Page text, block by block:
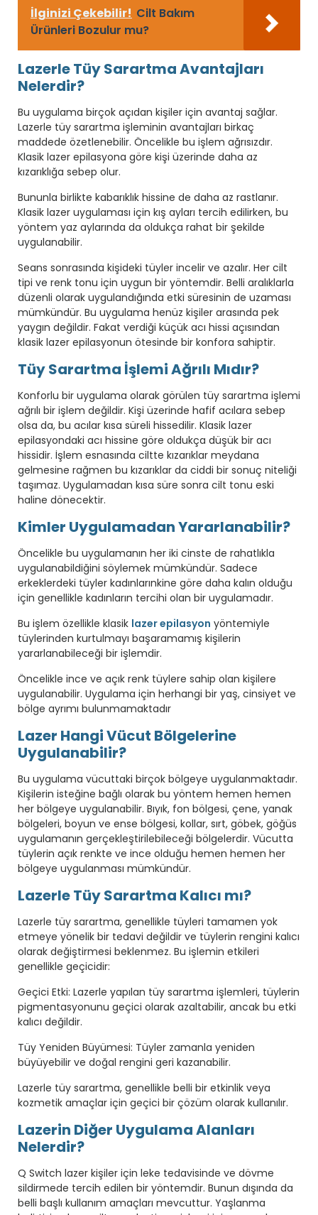
İlginizi Çekebilir! Cilt Bakım
Ürünleri Bozulur mu?
Lazerle Tüy Sarartma Avantajları
Nelerdir?
Bu uygulama birçok açıdan kişiler için avantaj sağlar.
Lazerle tüy sarartma işleminin avantajları birkaç
maddede özetlenebilir. Öncelikle bu işlem ağrısızdır.
Klasik lazer epilasyona göre kişi üzerinde daha az
kızarıklığa sebep olur.
Bununla birlikte kabarıklık hissine de daha az rastlanır.
Klasik lazer uygulaması için kış ayları tercih edilirken, bu
yöntem yaz aylarında da oldukça rahat bir şekilde
uygulanabilir.
Seans sonrasında kişideki tüyler incelir ve azalır. Her cilt
tipi ve renk tonu için uygun bir yöntemdir. Belli aralıklarla
düzenli olarak uygulandığında etki süresinin de uzaması
mümkündür. Bu uygulama henüz kişiler arasında pek
yaygın değildir. Fakat verdiği küçük acı hissi açısından
klasik lazer epilasyonun ötesinde bir konfora sahiptir.
Tüy Sarartma İşlemi Ağrılı Mıdır?
Konforlu bir uygulama olarak görülen tüy sarartma işlemi
ağrılı bir işlem değildir. Kişi üzerinde hafif acılara sebep
olsa da, bu acılar kısa süreli hissedilir. Klasik lazer
epilasyondaki acı hissine göre oldukça düşük bir acı
hissidir. İşlem esnasında ciltte kızarıklar meydana
gelmesine rağmen bu kızarıklar da ciddi bir sonuç niteliği
taşımaz. Uygulamadan kısa süre sonra cilt tonu eski
haline dönecektir.
Kimler Uygulamadan Yararlanabilir?
Öncelikle bu uygulamanın her iki cinste de rahatlıkla
uygulanabildiğini söylemek mümkündür. Sadece
erkeklerdeki tüyler kadınlarınkine göre daha kalın olduğu
için genellikle kadınların tercihi olan bir uygulamadır.
Bu işlem özellikle klasik lazer epilasyon yöntemiyle
tüylerinden kurtulmayı başaramamış kişilerin
yararlanabileceği bir işlemdir.
Öncelikle ince ve açık renk tüylere sahip olan kişilere
uygulanabilir. Uygulama için herhangi bir yaş, cinsiyet ve
bölge ayrımı bulunmamaktadır
Lazer Hangi Vücut Bölgelerine
Uygulanabilir?
Bu uygulama vücuttaki birçok bölgeye uygulanmaktadır.
Kişilerin isteğine bağlı olarak bu yöntem hemen hemen
her bölgeye uygulanabilir. Bıyık, fon bölgesi, çene, yanak
bölgeleri, boyun ve ense bölgesi, kollar, sırt, göbek, göğüs
uygulamanın gerçekleştirilebileceği bölgelerdir. Vücutta
tüylerin açık renkte ve ince olduğu hemen hemen her
bölgeye uygulanması mümkündür.
Lazerle Tüy Sarartma Kalıcı mı?
Lazerle tüy sarartma, genellikle tüyleri tamamen yok
etmeye yönelik bir tedavi değildir ve tüylerin rengini kalıcı
olarak değiştirmesi beklenmez. Bu işlemin etkileri
genellikle geçicidir:
Geçici Etki: Lazerle yapılan tüy sarartma işlemleri, tüylerin
pigmentasyonunu geçici olarak azaltabilir, ancak bu etki
kalıcı değildir.
Tüy Yeniden Büyümesi: Tüyler zamanla yeniden
büyüyebilir ve doğal rengini geri kazanabilir.
Lazerle tüy sarartma, genellikle belli bir etkinlik veya
kozmetik amaçlar için geçici bir çözüm olarak kullanılır.
Lazerin Diğer Uygulama Alanları
Nelerdir?
Q Switch lazer kişiler için leke tedavisinde ve dövme
sildirmede tercih edilen bir yöntemdir. Bunun dışında da
belli başlı kullanım amaçları mevcuttur. Yaşlanma